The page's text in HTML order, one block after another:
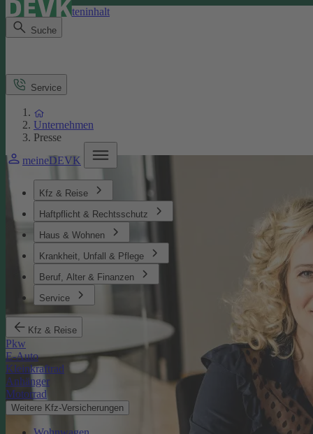
Direkt zum Seiteninhalt
Suche
meineDEVK
Kfz & Reise
Haftpflicht & Rechtsschutz
Haus & Wohnen
Krankheit, Unfall & Pflege
Beruf, Alter & Finanzen
Service
Kfz & Reise
Pkw
E-Auto
Kleinkraftrad
Anhänger
Motorrad
Weitere Kfz-Versicherungen
Service
Unternehmen
Presse